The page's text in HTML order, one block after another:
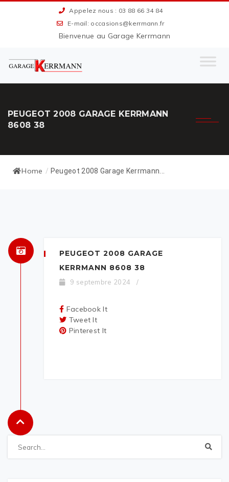
Appelez nous : 03 88 66 34 84
E-mail: occasions@kerrmann.fr
Bienvenue au Garage Kerrmann
PEUGEOT 2008 GARAGE KERRMANN
8608 38
Home / Peugeot 2008 Garage Kerrmann...
PEUGEOT 2008 GARAGE
KERRMANN 8608 38
9 septembre 2024 /
Facebook It
Tweet It
Pinterest It